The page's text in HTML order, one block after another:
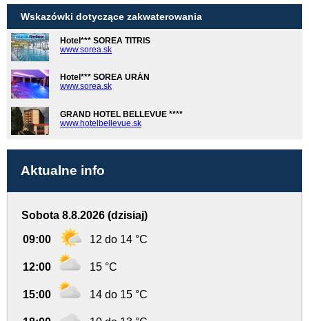
Wskazówki dotyczące zakwaterowania
Hotel*** SOREA TITRIS
www.sorea.sk
Hotel*** SOREA URÁN
www.sorea.sk
GRAND HOTEL BELLEVUE ****
www.hotelbellevue.sk
Aktualne info
Sobota 8.8.2026 (dzisiaj)
09:00 12 do 14 °C
12:00 15 °C
15:00 14 do 15 °C